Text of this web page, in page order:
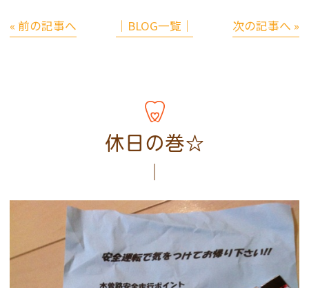
« 前の記事へ │BLOG一覧│ 次の記事へ »
休日の巻☆